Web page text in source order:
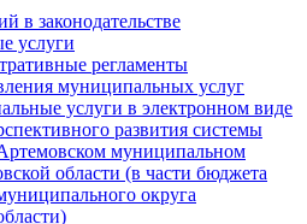
в законодательстве
услуги
регламенты
муниципальных услуг
услуги в электронном виде
развития системы
муниципальном
области (в части бюджета
округа